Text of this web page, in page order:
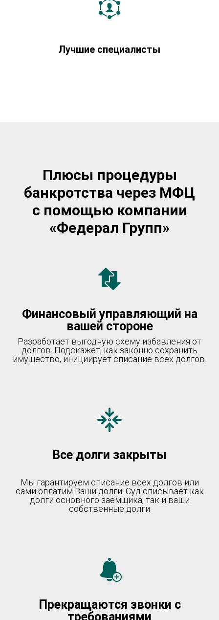
Лучшие специалисты
Плюсы процедуры
банкротства через МФЦ
с помощью компании
«Федерал Групп»
Финансовый управляющий на
вашей стороне
Разработает выгодную схему избавления от
долгов. Подскажет, как законно сохранить
имущество, инициирует списание всех долгов.
Все долги закрыты
Мы гарантируем списание всех долгов или
сами оплатим Ваши долги. Суд списывает как
долги основного заёмщика, так и ваши
собственные долги
Прекращаются звонки с
требованиями